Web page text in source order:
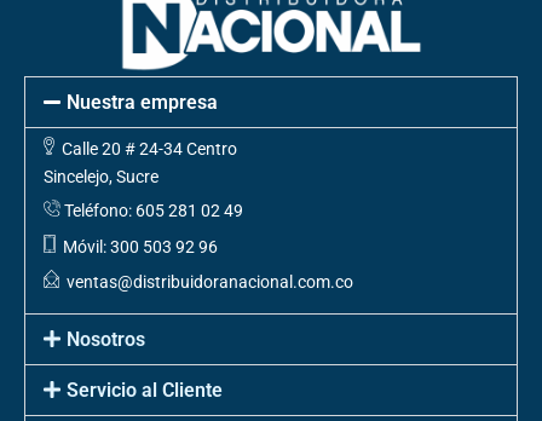
Nuestra empresa
Calle 20 # 24-34 Centro
Sincelejo, Sucre
Teléfono: 605 281 02 49
Móvil: 300 503 92 96
ventas@distribuidoranacional.com.co
Nosotros
Servicio al Cliente